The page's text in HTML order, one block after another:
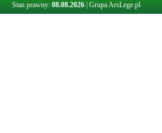
Stan prawny: 08.08.2026 Grupa ArsLege.pl